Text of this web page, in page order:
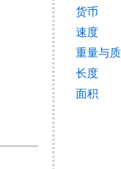
货币
速度
重量与
长度
面积